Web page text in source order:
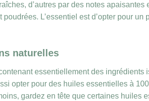
d’autres par des notes apaisantes
L’essentiel est d’opter pour un
naturelles
essentiellement des ingrédients
opter pour des huiles essentielles à
gardez en tête que certaines huiles